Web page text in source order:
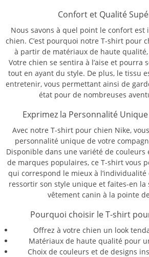
Confort et Qualité
Nous savons à quel point le confort
chien. C’est pourquoi notre T-shirt pour
à partir de matériaux de haute
Votre chien se sentira à l’aise et pourra
tout en ayant du style. De plus, le tissu
entretenir, vous permettant ainsi de
état pour de nombreuses
Exprimez la Personnalité
Avec notre T-shirt pour chien Nike,
personnalité unique de votre
Disponible dans une variété de couleurs
de marques populaires, ce T-shirt vous
qui correspond le mieux à l’individualité
ressortir son style unique et faites-en la
vêtement canin à la pointe
Pourquoi choisir le T-shirt
Offrez à votre chien un look
Matériaux de haute qualité pour
Choix de couleurs et de designs